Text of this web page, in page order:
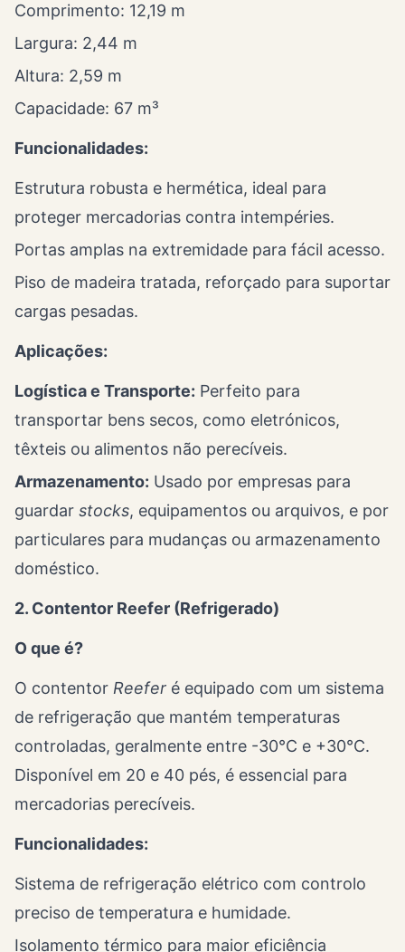
Comprimento: 12,19 m
Largura: 2,44 m
Altura: 2,59 m
Capacidade: 67 m³
Funcionalidades:
Estrutura robusta e hermética, ideal para
proteger mercadorias contra intempéries.
Portas amplas na extremidade para fácil acesso.
Piso de madeira tratada, reforçado para suportar
cargas pesadas.
Aplicações:
Logística e Transporte: Perfeito para
transportar bens secos, como eletrónicos,
têxteis ou alimentos não perecíveis.
Armazenamento: Usado por empresas para
guardar stocks, equipamentos ou arquivos, e por
particulares para mudanças ou armazenamento
doméstico.
2. Contentor Reefer (Refrigerado)
O que é?
O contentor Reefer é equipado com um sistema
de refrigeração que mantém temperaturas
controladas, geralmente entre -30°C e +30°C.
Disponível em 20 e 40 pés, é essencial para
mercadorias perecíveis.
Funcionalidades:
Sistema de refrigeração elétrico com controlo
preciso de temperatura e humidade.
Isolamento térmico para maior eficiência